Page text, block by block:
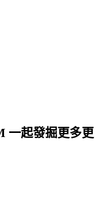
一起發掘更多更